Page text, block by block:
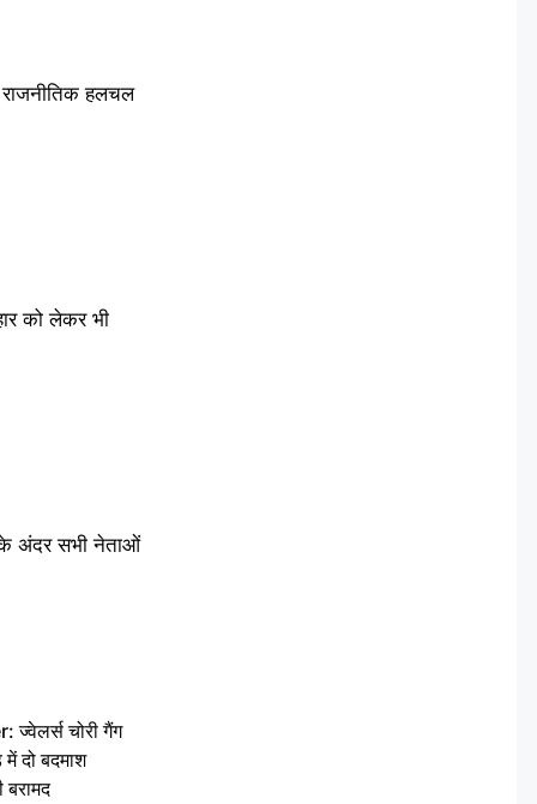
हलचल
को लेकर भी
के अंदर सभी नेताओं
चोरी गैंग
दो बदमाश